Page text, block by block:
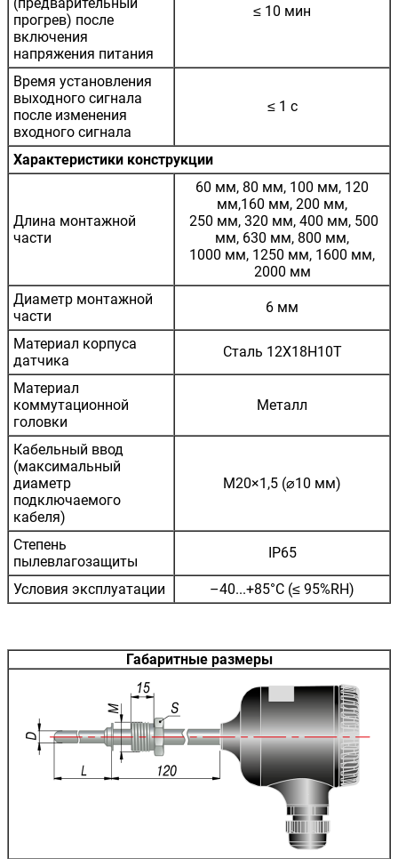
(предварительный
прогрев) после
включения
напряжения питания
≤ 10 мин
Время установления
выходного сигнала
после изменения
входного сигнала
≤ 1 с
Характеристики конструкции
Длина монтажной
части
60 мм, 80 мм, 100 мм, 120
мм,160 мм, 200 мм,
250 мм, 320 мм, 400 мм, 500
мм, 630 мм, 800 мм,
1000 мм, 1250 мм, 1600 мм,
2000 мм
Диаметр монтажной
части
6 мм
Материал корпуса
датчика
Сталь 12Х18Н10Т
Материал
коммутационной
головки
Металл
Кабельный ввод
(максимальный
диаметр
подключаемого
кабеля)
М20×1,5 (⌀10 мм)
Степень
пылевлагозащиты
IP65
Условия эксплуатации –40...+85°C (≤ 95%RH)
Габаритные размеры